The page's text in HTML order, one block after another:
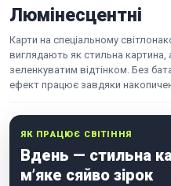
Люмінесцентні
Карти на спеціальному
виглядають як стильна картина,
зеленкуватим відтінком. Без
ефект працює завдяки
ЯК ПРАЦЮЄ СВІТІННЯ
Вдень — стильна
м’яке сяйво зірок